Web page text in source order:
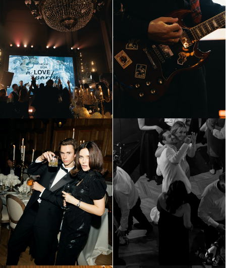
Другие проекты